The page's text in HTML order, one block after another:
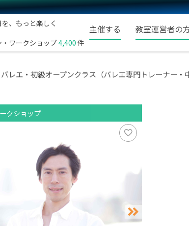
、もっと楽しく
ワークショップ4,400 件
主催する 教室運営者の
レエ・初級オープンクラス（バレエ専門トレーナー・
クショップ